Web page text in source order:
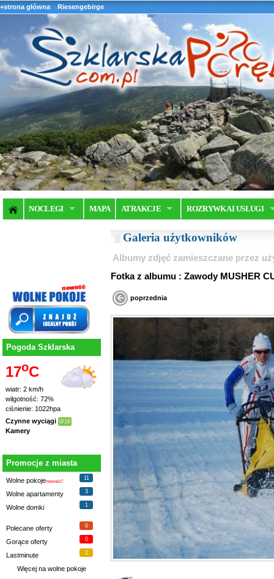
+strona główna Riesengebirge
NOCLEGI MAPA ATRAKCJE ROZRYWKA I USŁUGI
Pogoda Szklarska
17oC
wiatr: 2 km/h
wilgotność: 72%
ciśnienie: 1022hpa
Czynne wyciągi 0/18
Kamery
Promocje z miasta
Wolne pokojenowość!
11
Wolne apartamenty 3
Wolne domki 1
Polecane oferty 0
Gorące oferty 0
Lastminute 2
Więcej na wolne pokoje
Galeria użytkowników
Albumy zdjęć zamieszczane przez
Fotka z albumu : Zawody
poprzednia